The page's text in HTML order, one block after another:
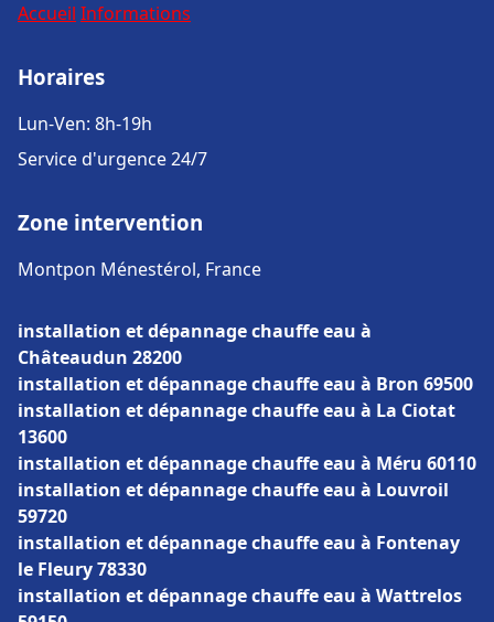
Accueil Informations
Horaires
Lun-Ven: 8h-19h
Service d'urgence 24/7
Zone intervention
Montpon Ménestérol, France
installation et dépannage chauffe eau à
Châteaudun 28200
installation et dépannage chauffe eau à Bron 69500
installation et dépannage chauffe eau à La Ciotat
13600
installation et dépannage chauffe eau à Méru 60110
installation et dépannage chauffe eau à Louvroil
59720
installation et dépannage chauffe eau à Fontenay
le Fleury 78330
installation et dépannage chauffe eau à Wattrelos